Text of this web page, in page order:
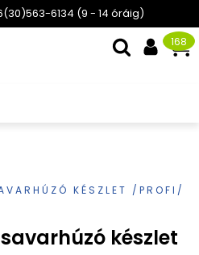
6134 (9 - 14 óráig)
168
KÉSZLET /PROFI/
készlet